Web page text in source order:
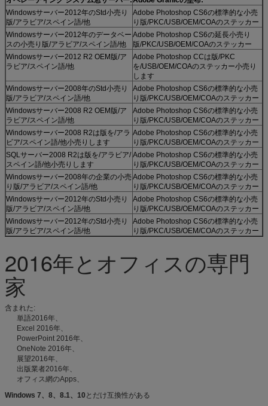
Windowsサーバー2012年のStd小売り
版/アラビア/スペイン語/他
Adobe Photoshop CS6の標準的な小売
り版/PKC/USB/OEM/COAのステッカー
Windowsサーバー2012年のデータベー
スの小売り版/アラビア/スペイン語/他
Adobe Photoshop CS6の延長小売り
版/PKC/USB/OEM/COAのステッカー
Windowsサーバー2012 R2 OEM版/ア
ラビア/スペイン語/他
Adobe Photoshop CCは版/PKC
を/USB/OEM/COAのステッカー小売り
します
Windowsサーバー2008年のStd小売り
版/アラビア/スペイン語/他
Adobe Photoshop CS6の標準的な小売
り版/PKC/USB/OEM/COAのステッカー
Windowsサーバー2008 R2 OEM版/ア
ラビア/スペイン語/他
Adobe Photoshop CS6の標準的な小売
り版/PKC/USB/OEM/COAのステッカー
Windowsサーバー2008 R2は版を/アラ
ビア/スペイン語/他小売りします
Adobe Photoshop CS6の標準的な小売
り版/PKC/USB/OEM/COAのステッカー
SQLサーバー2008 R2は版を/アラビア/
スペイン語/他小売りします
Adobe Photoshop CS6の標準的な小売
り版/PKC/USB/OEM/COAのステッカー
Windowsサーバー2008年の企業の小売
り版/アラビア/スペイン語/他
Adobe Photoshop CS6の標準的な小売
り版/PKC/USB/OEM/COAのステッカー
Windowsサーバー2012年のStd小売り
版/アラビア/スペイン語/他
Adobe Photoshop CS6の標準的な小売
り版/PKC/USB/OEM/COAのステッカー
Windowsサーバー2012年のStd小売り
版/アラビア/スペイン語/他
Adobe Photoshop CS6の標準的な小売
り版/PKC/USB/OEM/COAのステッカー
2016年とオフィスの専門
家
含まれた:
単語2016年、
Excel 2016年、
PowerPoint 2016年、
OneNote 2016年、
展望2016年、
出版業者2016年、
オフィス網のApps、
Windows 7、8、8.1、10 とだけ互換性がある